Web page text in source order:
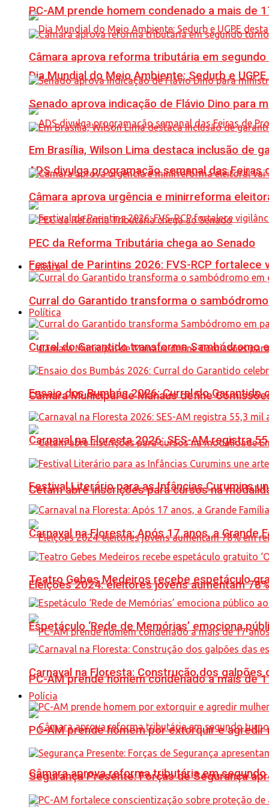
Dia Mundial do Meio Ambiente: Sedurb e
ADS divulga programação semanal das
Festival de Parintins 2026: FVS-RCP
Política
Câmara Municipal de Manaus define
Cetam abre inscrições para cursos na
Eleições 2024: eleitores jovens aumentam
PC-AM prende homem condenado a mais de
Câmara aprova reforma tributária em
PC-AM prende homem condenado a mais de
Câmara aprova reforma tributária em
Senado aprova indicação de Flávio Dino para
Em Brasília, Wilson Lima destaca inclusão de
Câmara aprova urgência e minirreforma
PEC da Reforma Tributária chega ao Senado
Cultura
Curral do Garantido transforma o
Curral do Garantido transforma Sambódromo
Ensaio dos Bumbás 2026: Curral do
Carnaval na Floresta 2026: SES-AM registra
Festival Literário para as Infâncias Curumins
Carnaval na Floresta: Após 17 anos, a Grande
Teatro Gebes Medeiros recebe espetáculo
Espetáculo ‘Rede de Memórias’ emociona
Carnaval na Floresta: Construção dos
Polícia
PC-AM prende homem por extorquir e agredir
Segurança Presente: Forças de Segurança